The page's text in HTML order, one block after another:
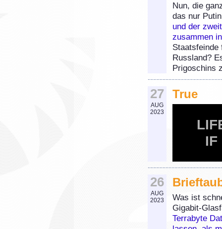
Nun, die
das nur
und der
zusammen
Staatsfeinde
Russland?
Prigoschins
27
AUG
2023
True
IF
26
AUG
2023
Was ist
Gigabit-
Terrabyte